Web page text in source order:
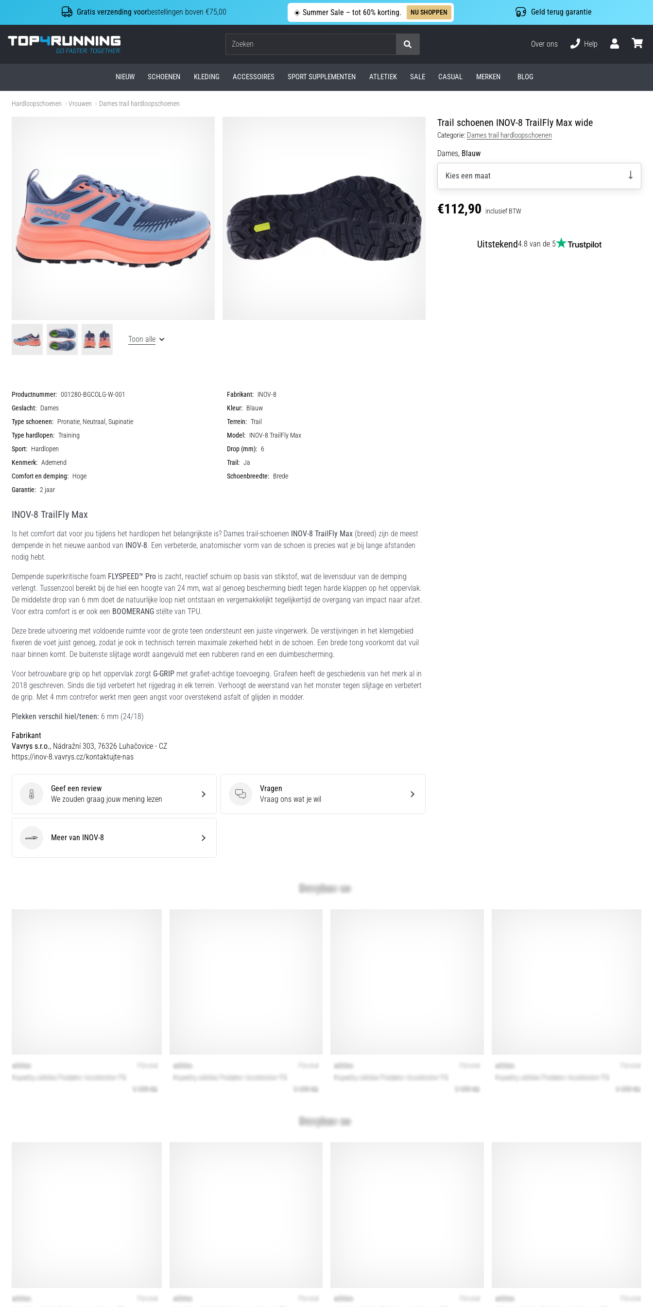
Gratis verzending voorbestellingen boven €75,00 ☀️ Summer Sale – tot 60% korting. NU SHOPPEN Geld terug garantie
Top4Running.nl
Zoeken
Over ons
Help
NIEUW SCHOENEN KLEDING ACCESSOIRES SPORT SUPPLEMENTEN ATLETIEK SALE CASUAL MERKEN BLOG
Hardloopschoenen Vrouwen Dames trail hardloopschoenen
Trail schoenen INOV-8 TrailFly Max wide
Categorie: Dames trail hardloopschoenen
Dames, Blauw
Kies een maat
€112,90 inclusief BTW
Uitstekend4.8 van de 5
Toon alle
Productnummer: 001280-BGCOLG-W-001 Fabrikant: INOV-8
Geslacht: Dames Kleur: Blauw
Type schoenen: Pronatie, Neutraal, Supinatie Terrein: Trail
Type hardlopen: Training Model: INOV-8 TrailFly Max
Sport: Hardlopen Drop (mm): 6
Kenmerk: Ademend Trail: Ja
Comfort en demping: Hoge Schoenbreedte: Brede
Garantie: 2 jaar
INOV-8 TrailFly Max
Is het comfort dat voor jou tijdens het hardlopen het belangrijkste is? Dames trail-schoenen INOV-8 TrailFly Max (breed) zijn de meest
dempende in het nieuwe aanbod van INOV-8. Een verbeterde, anatomischer vorm van de schoen is precies wat je bij lange afstanden
nodig hebt.
Dempende superkritische foam FLYSPEED™ Pro is zacht, reactief schuim op basis van stikstof, wat de levensduur van de demping
verlengt. Tussenzool bereikt bij de hiel een hoogte van 24 mm, wat al genoeg bescherming biedt tegen harde klappen op het oppervlak.
De middelste drop van 6 mm doet de natuurlijke loop niet ontstaan en vergemakkelijkt tegelijkertijd de overgang van impact naar afzet.
Voor extra comfort is er ook een BOOMERANG stëlte van TPU.
Deze brede uitvoering met voldoende ruimte voor de grote teen ondersteunt een juiste vingerwerk. De verstijvingen in het klemgebied
fixeren de voet juist genoeg, zodat je ook in technisch terrein maximale zekerheid hebt in de schoen. Een brede tong voorkomt dat vuil
naar binnen komt. De buitenste slijtage wordt aangevuld met een rubberen rand en een duimbescherming.
Voor betrouwbare grip op het oppervlak zorgt G-GRIP met grafiet-achtige toevoeging. Grafeen heeft de geschiedenis van het merk al in
2018 geschreven. Sinds die tijd verbetert het rijgedrag in elk terrein. Verhoogt de weerstand van het monster tegen slijtage en verbetert
de grip. Met 4 mm contrefor werkt men geen angst voor overstekend asfalt of glijden in modder.
Plekken verschil hiel/tenen: 6 mm (24/18)
Fabrikant
Vavrys s.r.o., Nádražní 303, 76326 Luhačovice - CZ
https://inov-8.vavrys.cz/kontaktujte-nas
Geef een review
Geef een review
We zouden graag jouw mening lezen
Vragen
Vragen
Vraag ons wat je wil
INOV-8Meer van INOV-8